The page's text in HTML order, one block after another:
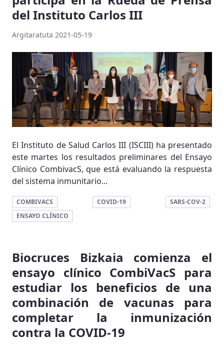
del Instituto Carlos III
Argitaratuta 2021-05-19
El Instituto de Salud Carlos III (ISCIII) ha presentado
este martes los resultados preliminares del Ensayo
Clínico CombivacS, que está evaluando la respuesta
del sistema inmunitario...
COMBIVACS COVID-19
SARS-COV-2
ENSAYO CLÍNICO
Biocruces Bizkaia comienza el
ensayo clínico CombiVacS para
estudiar los beneficios de una
combinación de vacunas para
completar la inmunización
contra la COVID-19